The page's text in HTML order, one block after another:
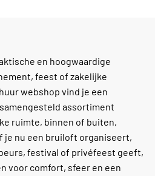
en hoogwaardige
feest of zakelijke
webshop vind je een
assortiment
ruimte, binnen of buiten,
je nu een bruiloft organiseert,
festival of privéfeest geeft,
voor comfort, sfeer en een